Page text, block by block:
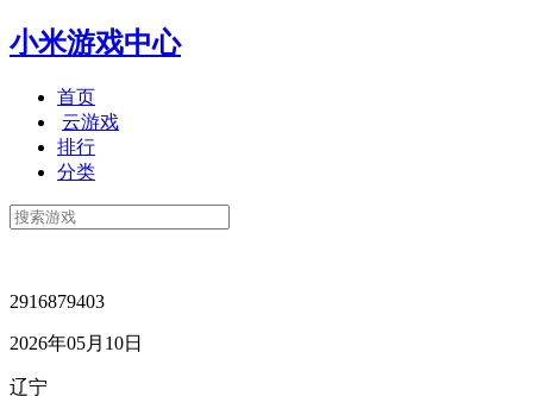
小米游戏中心
首页
云游戏
排行
分类
2916879403
2026年05月10日
辽宁